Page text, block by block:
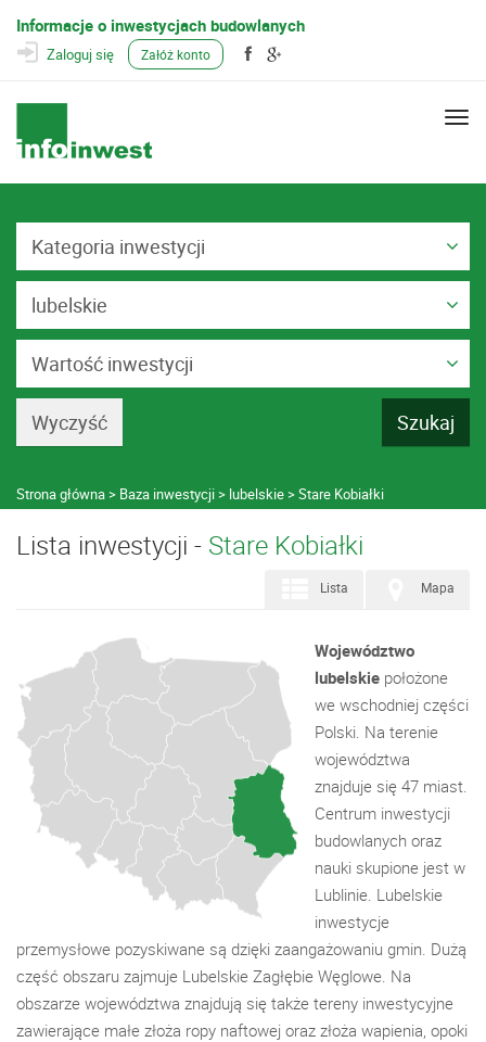
Informacje o inwestycjach budowlanych
Zaloguj się Załóż konto
Kategoria inwestycji
lubelskie
Wartość inwestycji
Strona główna Baza inwestycji lubelskie Stare Kobiałki
Lista inwestycji - Stare Kobiałki
Mapa
Lista
Województwo
lubelskie położone
we wschodniej części
Polski. Na terenie
województwa
znajduje się 47 miast.
Centrum inwestycji
budowlanych oraz
nauki skupione jest w
Lublinie. Lubelskie
inwestycje
przemysłowe pozyskiwane są dzięki zaangażowaniu gmin. Dużą
część obszaru zajmuje Lubelskie Zagłębie Węglowe. Na
obszarze województwa znajdują się także tereny inwestycyjne
zawierające małe złoża ropy naftowej oraz złoża wapienia, opoki